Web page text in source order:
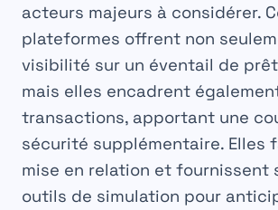
acteurs majeurs à considérer.
plateformes offrent non
visibilité sur un éventail de
mais elles encadrent
transactions, apportant une
sécurité supplémentaire. Elles
mise en relation et fournissent
outils de simulation pour